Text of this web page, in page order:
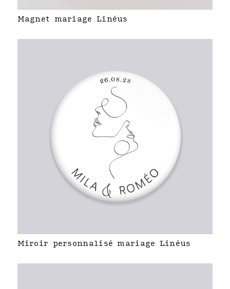
Magnet mariage Linéus
Miroir personnalisé mariage Linéus